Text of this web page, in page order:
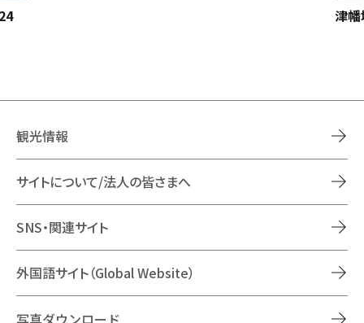
津
観光情報
サイトについて/法人の皆さまへ
SNS・関連サイト
外国語サイト（Global Website）
写真ダウンロード